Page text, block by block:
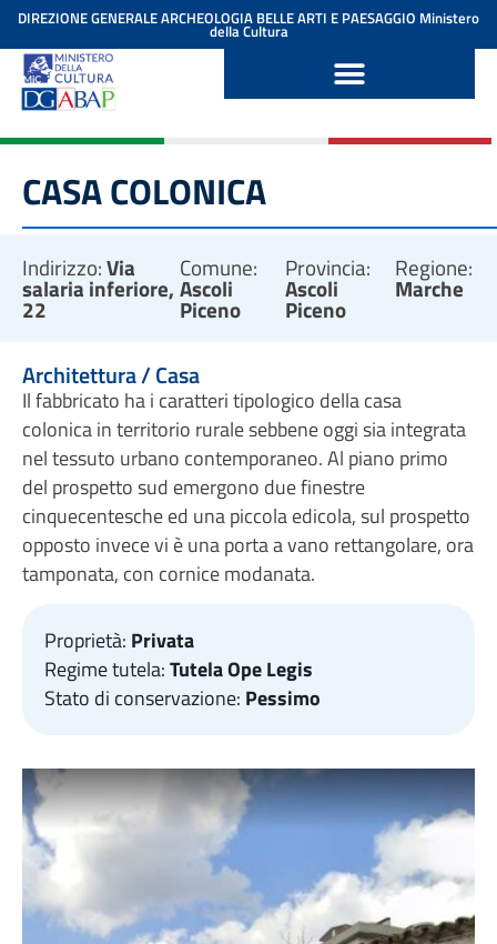
contenuto
DIREZIONE GENERALE ARCHEOLOGIA BELLE ARTI E PAESAGGIO Ministero
della Cultura
CASA COLONICA
Indirizzo:Via
salaria inferiore,
22
Comune:
Ascoli
Piceno
Provincia:
Ascoli
Piceno
Regione:
Marche
Architettura / Casa
Il fabbricato ha i caratteri tipologico della casa
colonica in territorio rurale sebbene oggi sia integrata
nel tessuto urbano contemporaneo. Al piano primo
del prospetto sud emergono due finestre
cinquecentesche ed una piccola edicola, sul prospetto
opposto invece vi è una porta a vano rettangolare, ora
tamponata, con cornice modanata.
Proprietà: Privata
Regime tutela:Tutela Ope Legis
Stato di conservazione: Pessimo